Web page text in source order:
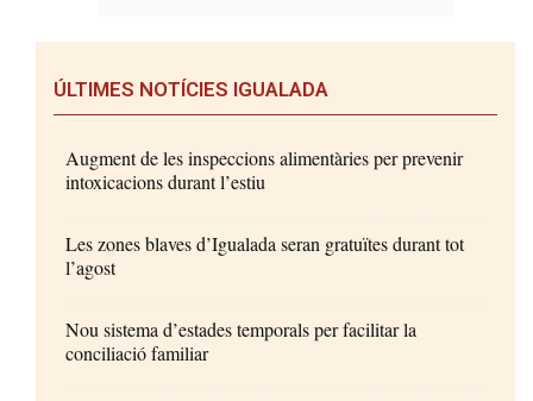
ÚLTIMES NOTÍCIES IGUALADA
Augment de les inspeccions alimentàries per prevenir
intoxicacions durant l’estiu
Les zones blaves d’Igualada seran gratuïtes durant tot
l’agost
Nou sistema d’estades temporals per facilitar la
conciliació familiar